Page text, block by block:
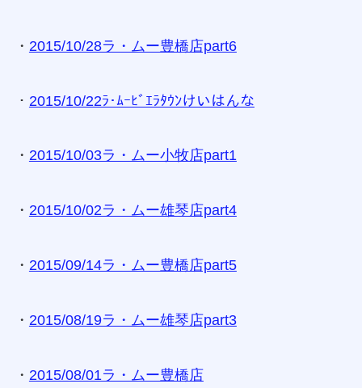
・ 2015/10/28ラ・ムー豊橋店part6
・ 2015/10/22ﾗ･ﾑｰﾋﾞｴﾗﾀｳﾝけいはんな
・ 2015/10/03ラ・ムー小牧店part1
・ 2015/10/02ラ・ムー雄琴店part4
・ 2015/09/14ラ・ムー豊橋店part5
・ 2015/08/19ラ・ムー雄琴店part3
・ 2015/08/01ラ・ムー豊橋店